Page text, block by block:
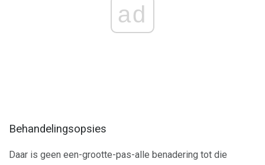
ad
Behandelingsopsies
Daar is geen een-grootte-pas-alle benadering tot die